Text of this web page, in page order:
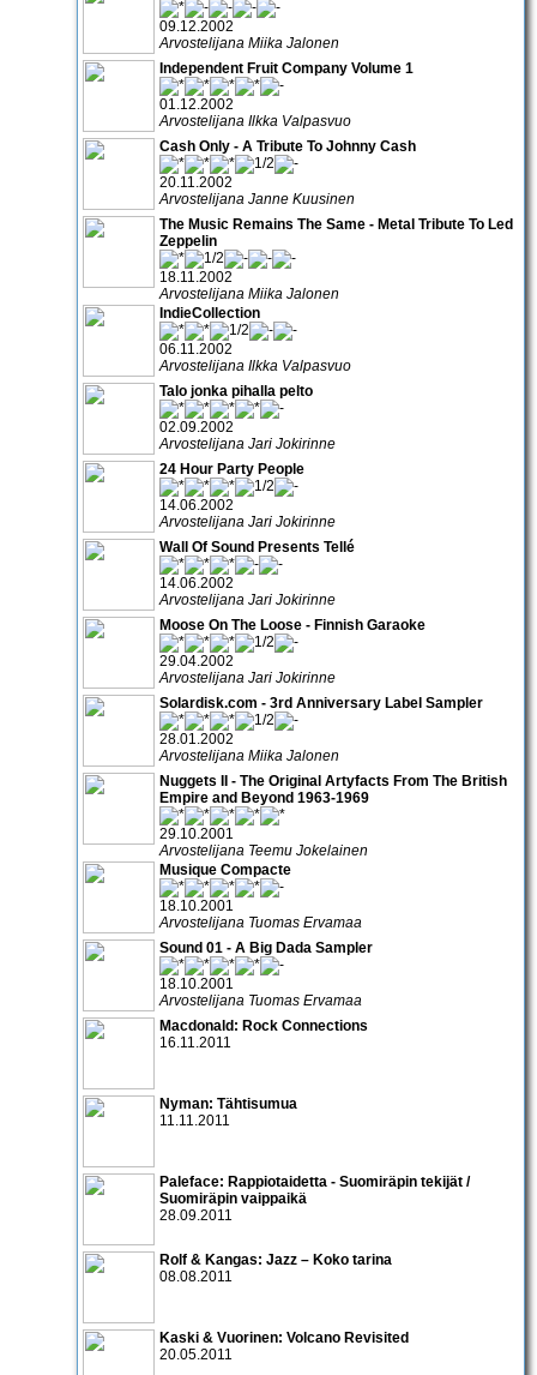
09.12.2002
Arvostelijana Miika Jalonen
Independent Fruit Company Volume 1
01.12.2002
Arvostelijana Ilkka Valpasvuo
Cash Only - A Tribute To Johnny Cash
20.11.2002
Arvostelijana Janne Kuusinen
The Music Remains The Same - Metal Tribute To Led
Zeppelin
18.11.2002
Arvostelijana Miika Jalonen
IndieCollection
06.11.2002
Arvostelijana Ilkka Valpasvuo
Talo jonka pihalla pelto
02.09.2002
Arvostelijana Jari Jokirinne
24 Hour Party People
14.06.2002
Arvostelijana Jari Jokirinne
Wall Of Sound Presents Tellé
14.06.2002
Arvostelijana Jari Jokirinne
Moose On The Loose - Finnish Garaoke
29.04.2002
Arvostelijana Jari Jokirinne
Solardisk.com - 3rd Anniversary Label Sampler
28.01.2002
Arvostelijana Miika Jalonen
Nuggets II - The Original Artyfacts From The British
Empire and Beyond 1963-1969
29.10.2001
Arvostelijana Teemu Jokelainen
Musique Compacte
18.10.2001
Arvostelijana Tuomas Ervamaa
Sound 01 - A Big Dada Sampler
18.10.2001
Arvostelijana Tuomas Ervamaa
Macdonald: Rock Connections
16.11.2011
Nyman: Tähtisumua
11.11.2011
Paleface: Rappiotaidetta - Suomiräpin tekijät /
Suomiräpin vaippaikä
28.09.2011
Rolf & Kangas: Jazz – Koko tarina
08.08.2011
Kaski & Vuorinen: Volcano Revisited
20.05.2011